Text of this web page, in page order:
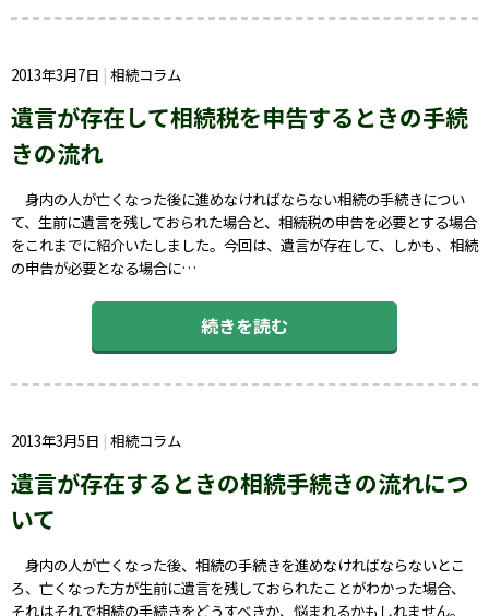
2013年3月7日 相続コラム
遺言が存在して相続税を申告するときの手続
きの流れ
身内の人が亡くなった後に進めなければならない相続の手続きについ
て、生前に遺言を残しておられた場合と、相続税の申告を必要とする場合
をこれまでに紹介いたしました。今回は、遺言が存在して、しかも、相続
の申告が必要となる場合に…
続きを読む
2013年3月5日 相続コラム
遺言が存在するときの相続手続きの流れにつ
いて
身内の人が亡くなった後、相続の手続きを進めなければならないとこ
ろ、亡くなった方が生前に遺言を残しておられたことがわかった場合、
それはそれで相続の手続きをどうすべきか、悩まれるかもしれません。